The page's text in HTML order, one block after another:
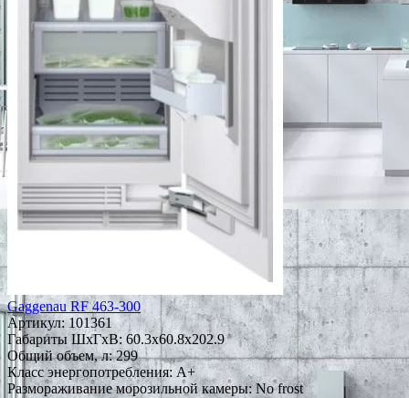
Gaggenau RF 463-300
Артикул:101361
Габариты ШxГxВ: 60.3x60.8x202.9
Общий объем, л: 299
Класс энергопотребления: A+
Размораживание морозильной камеры: No frost